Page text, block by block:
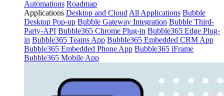
Automations Roadmap
Applications Desktop and Cloud All Applications Bubble
Desktop Pop-up Bubble Gateway Integration Bubble Third-
Party-API Bubble365 Chrome Plug-in Bubble365 Edge Plug-
in Bubble365 Teams App Bubble365 Embedded CRM App
Bubble365 Embedded Phone App Bubble365 iFrame
Bubble365 Mobile App